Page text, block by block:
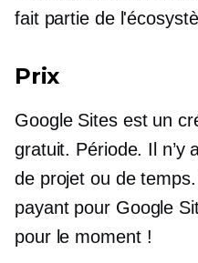
fait partie de
Prix
Google Sites est un
gratuit. Période. Il n’y
de projet ou de
payant pour Google
pour le moment !